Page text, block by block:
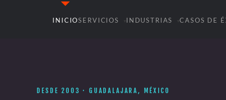
INICIOSERVICIOS INDUSTRIAS ▾CASOS DE
DESDE 2003 · GUADALAJARA, MÉXICO